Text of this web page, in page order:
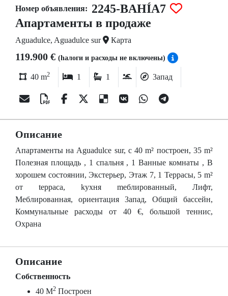
Номер объявления: 2245-BAHÍA7
Апартаменты в продаже
Aguadulce, Aguadulce sur Карта
119.900 € (hалоги и расходы не включены)
40 m2 1 1 3апад
Описание
Апартаменты на Aguadulce sur, c 40 m² построен, 35 m²
Полезная площадь , 1 спальня , 1 Ванные комнаты , В
хорошем состоянии, Экстерьер, Этаж 7, 1 Террасы, 5 m²
от tерраса, kухня mеблированный, Лифт,
Меблированная, ориентация 3апад, Общий бассейн,
Коммунальные расходы от 40 €, большой теннис,
Охрана
Описание
Собственность
40 M2 Построен